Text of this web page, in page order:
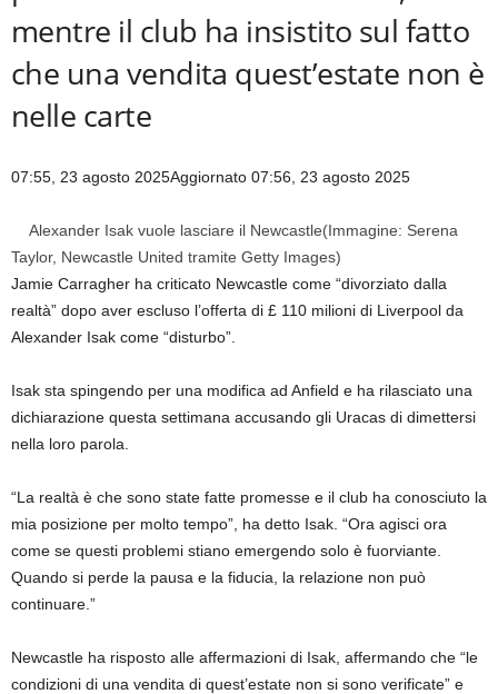
mentre il club ha insistito sul fatto
che una vendita quest’estate non è
nelle carte
07:55, 23 agosto 2025Aggiornato 07:56, 23 agosto 2025
Alexander Isak vuole lasciare il Newcastle(Immagine: Serena
Taylor, Newcastle United tramite Getty Images)
Jamie Carragher ha criticato Newcastle come “divorziato dalla
realtà” dopo aver escluso l’offerta di £ 110 milioni di Liverpool da
Alexander Isak come “disturbo”.
Isak sta spingendo per una modifica ad Anfield e ha rilasciato una
dichiarazione questa settimana accusando gli Uracas di dimettersi
nella loro parola.
“La realtà è che sono state fatte promesse e il club ha conosciuto la
mia posizione per molto tempo”, ha detto Isak. “Ora agisci ora
come se questi problemi stiano emergendo solo è fuorviante.
Quando si perde la pausa e la fiducia, la relazione non può
continuare.”
Newcastle ha risposto alle affermazioni di Isak, affermando che “le
condizioni di una vendita di quest’estate non si sono verificate” e